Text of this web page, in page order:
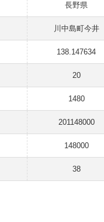
長野県
川中島町今井
138.147634
20
1480
201148000
148000
38